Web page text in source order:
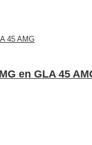
en GLA 45